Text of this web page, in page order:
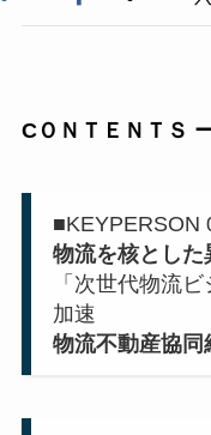
CＯＮＴＥＮＴＳ
■KEYPERSON
物流を核とし
「次世代物流
加速
物流不動産協